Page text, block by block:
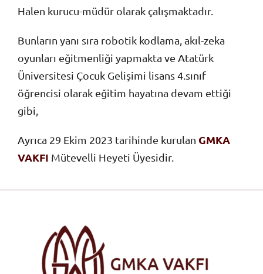
Halen kurucu-müdür olarak çalışmaktadır.
Bunların yanı sıra robotik kodlama, akıl-zeka
oyunları eğitmenliği yapmakta ve Atatürk
Üniversitesi Çocuk Gelişimi lisans 4.sınıf
öğrencisi olarak eğitim hayatına devam ettiği
gibi,
Ayrıca 29 Ekim 2023 tarihinde kurulan GMKA
VAKFI Mütevelli Heyeti Üyesidir.